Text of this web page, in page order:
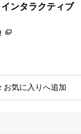
ンタラクティブ
お気に入りへ追加